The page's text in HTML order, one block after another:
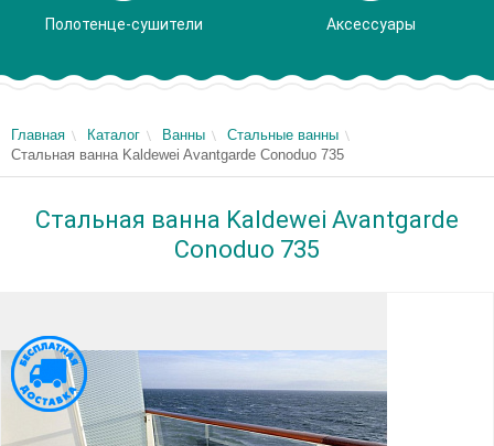
Полотенце-сушители Аксессуары
Главная Каталог Ванны
Стальные ванны
Стальная ванна Kaldewei Avantgarde Conoduo 735
Стальная ванна Kaldewei Avantgarde
Conoduo 735